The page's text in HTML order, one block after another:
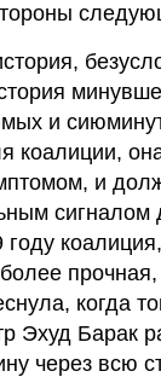
и
коалиции,
и
году
более
когда
Эхуд Барак
через всю